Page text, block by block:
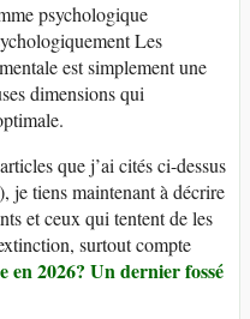
psychologique
Les
est simplement une
dimensions qui
que j’ai cités ci-dessus
), je tiens maintenant à décrire
et ceux qui tentent de les
surtout compte
en 2026? Un dernier fossé